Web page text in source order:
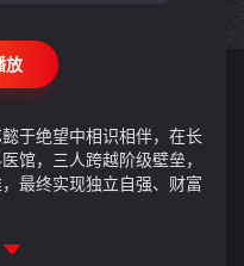
放
于绝望中相识相伴，在长
馆，三人跨越阶级壁垒，
最终实现独立自强、财富